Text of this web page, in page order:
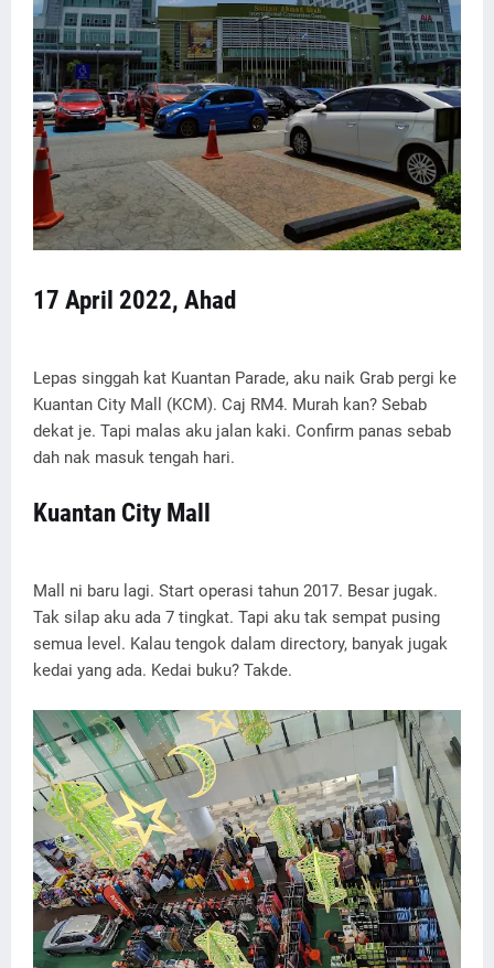
17 April 2022, Ahad
Lepas singgah kat Kuantan Parade, aku naik Grab pergi ke
Kuantan City Mall (KCM). Caj RM4. Murah kan? Sebab
dekat je. Tapi malas aku jalan kaki. Confirm panas sebab
dah nak masuk tengah hari.
Kuantan City Mall
Mall ni baru lagi. Start operasi tahun 2017. Besar jugak.
Tak silap aku ada 7 tingkat. Tapi aku tak sempat pusing
semua level. Kalau tengok dalam directory, banyak jugak
kedai yang ada. Kedai buku? Takde.